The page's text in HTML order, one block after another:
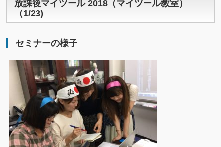
放課後マイツール 2018（マイツール教室）
（1/23)
セミナーの様子